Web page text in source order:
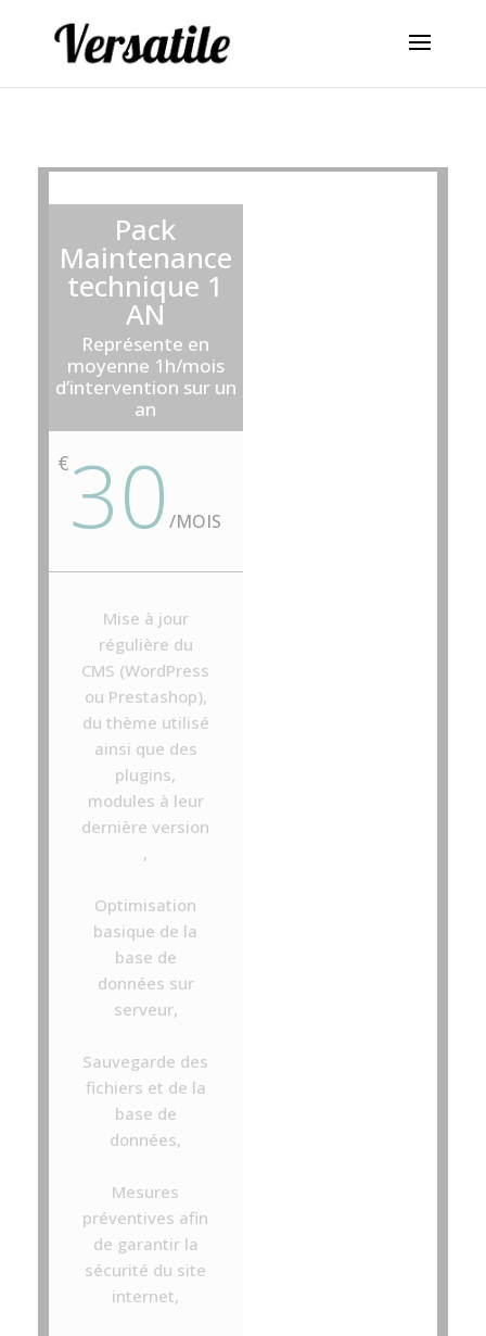
Pack
Maintenance
technique 1
AN
Représente en
moyenne 1h/mois
d’intervention sur un
an
€30/MOIS
Mise à jour
régulière du
CMS (WordPress
ou Prestashop),
du thème utilisé
ainsi que des
plugins,
modules à leur
dernière version
,
Optimisation
basique de la
base de
données sur
serveur,
Sauvegarde des
fichiers et de la
base de
données,
Mesures
préventives afin
de garantir la
sécurité du site
internet,